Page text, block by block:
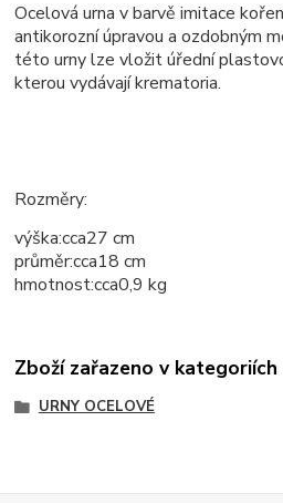
Ocelová urna v barvě imitace
antikorozní úpravou a ozdobným
této urny lze vložit úřední
kterou vydávají krematoria.
Rozměry:
výška:cca27 cm
průměr:cca18 cm
hmotnost:cca0,9 kg
Zboží zařazeno v kategoriích
URNY OCELOVÉ